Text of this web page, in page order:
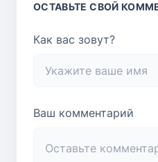
ОСТАВЬТЕ СВОЙ
Как вас зовут?
Ваш комментарий